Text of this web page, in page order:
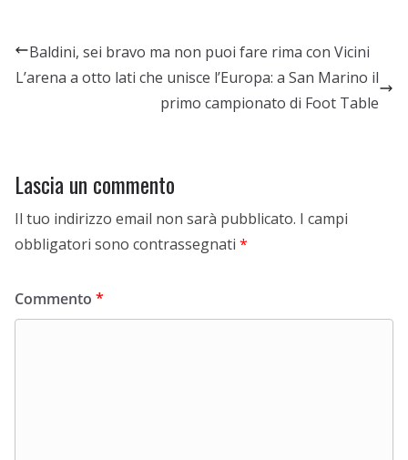
Baldini, sei bravo ma non puoi fare rima con Vicini
L’arena a otto lati che unisce l’Europa: a San Marino il
primo campionato di Foot Table
Lascia un commento
Il tuo indirizzo email non sarà pubblicato. I campi
obbligatori sono contrassegnati *
Commento *